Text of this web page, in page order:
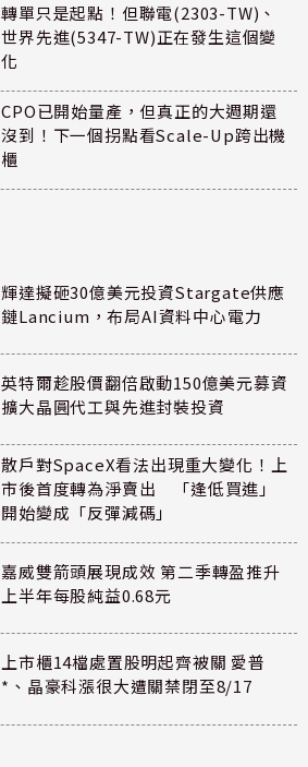
轉單只是起點！但聯電(2303-TW)、
世界先進(5347-TW)正在發生這個變
化
CPO已開始量產，但真正的大週期還
沒到！下一個拐點看Scale-Up跨出機
櫃
輝達擬砸30億美元投資Stargate供應
鏈Lancium，布局AI資料中心電力
英特爾趁股價翻倍啟動150億美元募資
擴大晶圓代工與先進封裝投資
散戶對SpaceX看法出現重大變化！上
市後首度轉為淨賣出 「逢低買進」
開始變成「反彈減碼」
嘉威雙箭頭展現成效 第二季轉盈推升
上半年每股純益0.68元
上市櫃14檔處置股明起齊被關 愛普
*、晶豪科漲很大遭關禁閉至8/17